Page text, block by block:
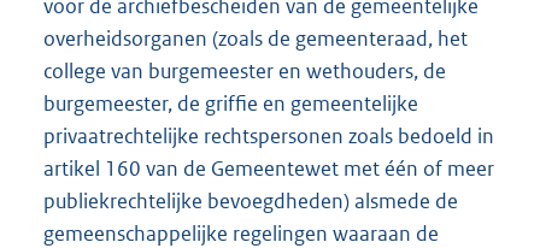
voor de archiefbescheiden van de gemeentelijke
overheidsorganen (zoals de gemeenteraad, het
college van burgemeester en wethouders, de
burgemeester, de griffie en gemeentelijke
privaatrechtelijke rechtspersonen zoals bedoeld in
artikel 160 van de Gemeentewet met één of meer
publiekrechtelijke bevoegdheden) alsmede de
gemeenschappelijke regelingen waaraan de